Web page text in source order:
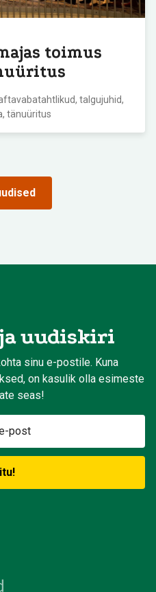
toimus
talgujuhid,
tänuüritus
uudiskiri
sinu e-postile. Kuna
on kasulik olla esimeste
seas!